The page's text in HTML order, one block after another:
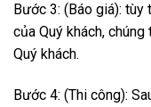
Bước 3: (Báo giá):
của Quý khách,
Quý khách.
Bước 4: (Thi công):